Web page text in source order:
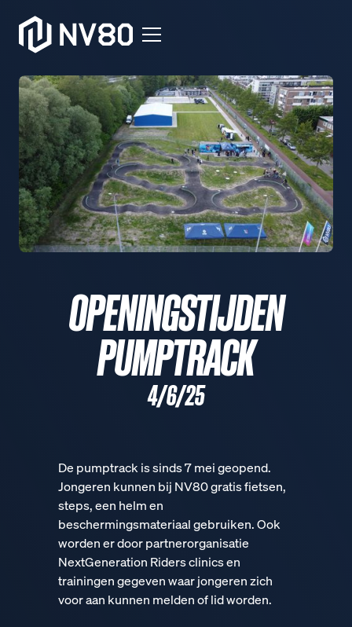
OPENINGSTIJDEN
PUMPTRACK
4/6/25
De pumptrack is sinds 7 mei geopend.
Jongeren kunnen bij NV80 gratis fietsen,
steps, een helm en
beschermingsmateriaal gebruiken. Ook
worden er door partnerorganisatie
NextGeneration Riders clinics en
trainingen gegeven waar jongeren zich
voor aan kunnen melden of lid worden.